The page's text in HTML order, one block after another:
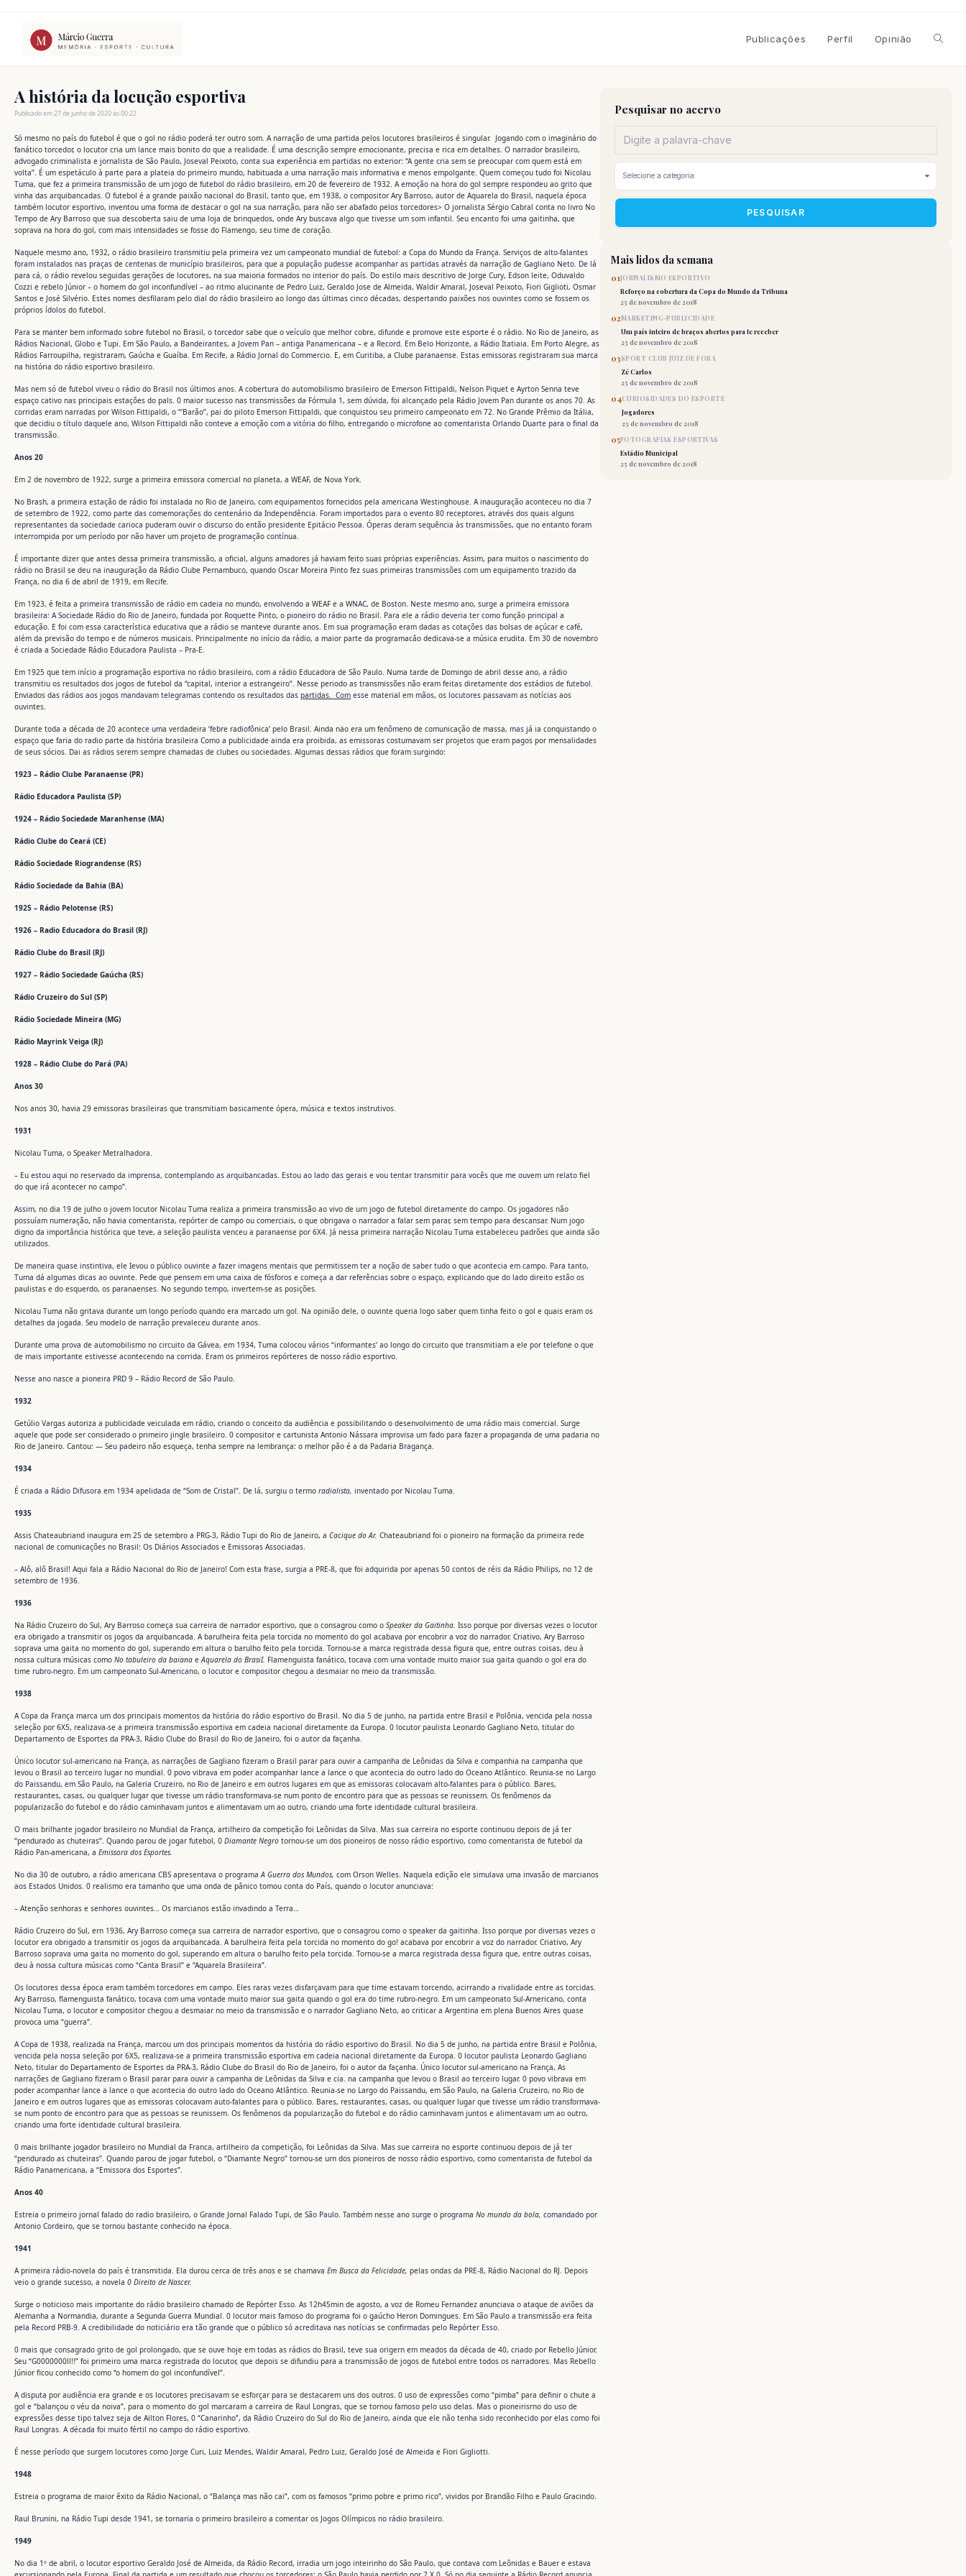
conteúdo
Publicações Perfil Opinião
site
A história da locução esportiva
Publicado em 27 de junho de 2020 às 00:22
Só mesmo no país do futebol é que o gol no rádio poderá ter outro som. A narração de uma partida pelos locutores brasileiros é singular. Jogando com o imaginário do
fanático torcedor, o locutor cria um lance mais bonito do que a realidade. É uma descrição sempre emocionante, precisa e rica em detalhes. O narrador brasileiro,
advogado criminalista e jornalista de São Paulo, Joseval Peixoto, conta sua experiência em partidas no exterior: “A gente cria sem se preocupar com quem está em
volta”. É um espetáculo à parte para a plateia do primeiro mundo, habituada a uma narração mais informativa e menos empolgante. Quem começou tudo foi Nicolau
Tuma, que fez a primeira transmissão de um jogo de futebol do rádio brasileiro, em 20 de fevereiro de 1932. A emoção na hora do gol sempre respondeu ao grito que
vinha das arquibancadas. O futebol é a grande paixão nacional do Brasil, tanto que, em 1938, o compositor Ary Barroso, autor de Aquarela do Brasil, naquela época
também locutor esportivo, inventou uma forma de destacar o gol na sua narração, para não ser abafado pelos torcedores> O jornalista Sérgio Cabral conta no livro No
Tempo de Ary Barroso que sua descoberta saiu de uma loja de brinquedos, onde Ary buscava algo que tivesse um som infantil. Seu encanto foi uma gaitinha, que
soprava na hora do gol, com mais intensidades se fosse do Flamengo, seu time de coração.
Naquele mesmo ano, 1932, o rádio brasileiro transmitiu pela primeira vez um campeonato mundial de futebol: a Copa do Mundo da França. Serviços de alto-falantes
foram instalados nas praças de centenas de município brasileiros, para que a população pudesse acompanhar as partidas através da narração de Gagliano Neto. De lá
para cá, o rádio revelou seguidas gerações de locutores, na sua maioria formados no interior do país. Do estilo mais descritivo de Jorge Cury, Edson leite, Oduvaldo
Cozzi e rebelo Júnior – o homem do gol inconfundível – ao ritmo alucinante de Pedro Luiz, Geraldo Jose de Almeida, Waldir Amaral, Joseval Peixoto, Fiori Giglioti, Osmar
Santos e José Silvério. Estes nomes desfilaram pelo dial do rádio brasileiro ao longo das últimas cinco décadas, despertando paixões nos ouvintes como se fossem os
próprios ídolos do futebol.
Para se manter bem informado sobre futebol no Brasil, o torcedor sabe que o veículo que melhor cobre, difunde e promove este esporte é o rádio. No Rio de Janeiro, as
Rádios Nacional, Globo e Tupi. Em São Paulo, a Bandeirantes, a Jovem Pan – antiga Panamericana – e a Record. Em Belo Horizonte, a Rádio Itatiaia. Em Porto Alegre, as
Rádios Farroupilha, registraram, Gaúcha e Guaíba. Em Recife, a Rádio Jornal do Commercio. E, em Curitiba, a Clube paranaense. Estas emissoras registraram sua marca
na história do rádio esportivo brasileiro.
Mas nem só de futebol viveu o rádio do Brasil nos últimos anos. A cobertura do automobilismo brasileiro de Emerson Fittipaldi, Nelson Piquet e Ayrton Senna teve
espaço cativo nas principais estações do pals. 0 maior sucesso nas transmissões da Fórmula 1, sem dúvida, foi alcançado pela Rádio Jovem Pan durante os anos 70. As
corridas eram narradas por Wilson Fittipaldi, o “’Barão”, pai do piloto Emerson Fittipaldi, que conquistou seu primeiro campeonato em 72. No Grande Prêmio da Itália,
que decidiu o título daquele ano, Wilson Fittipaldi não conteve a emoção com a vitória do filho, entregando o microfone ao comentarista Orlando Duarte para o final da
transmissão.
Anos 20
Em 2 de novembro de 1922, surge a primeira emissora comercial no planeta, a WEAF, de Nova York.
No Brash, a primeira estação de rádio foi instalada no Rio de Janeiro, com equipamentos fornecidos pela americana Westinghouse. A inauguração aconteceu no dia 7
de setembro de 1922, como parte das comemorações do centenário da Independência. Foram importados para o evento 80 receptores, através dos quais alguns
representantes da sociedade carioca puderam ouvir o discurso do então presidente Epitácio Pessoa. Óperas deram sequência às transmissões, que no entanto foram
interrompida por um período por não haver um projeto de programação contínua.
É importante dizer que antes dessa primeira transmissão, a oficial, alguns amadores já haviam feito suas próprias experiências. Assim, para muitos o nascimento do
rádio no Brasil se deu na inauguração da Rádio Clube Pernambuco, quando Oscar Moreira Pinto fez suas primeiras transmissões com um equipamento trazido da
França, no dia 6 de abril de 1919, em Recife.
Em 1923, é feita a primeira transmissão de rádio em cadeia no mundo, envolvendo a WEAF e a WNAC, de Boston. Neste mesmo ano, surge a primeira emissora
brasileira: A Sociedade Rádio do Rio de Janeiro, fundada por Roquette Pinto, o pioneiro do rádio no Brasil. Para ele a rádio deveria ter como função principal a
educação. E foi com essa característica educativa que a rádio se manteve durante anos. Em sua programação eram dadas as cotações das bolsas de açúcar e café,
além da previsão do tempo e de números musicais. Principalmente no início da rádio, a maior parte da programacâo dedicava-se a música erudita. Em 30 de novembro
é criada a Sociedade Rádio Educadora Paulista – Pra-E.
Em 1925 que tem início a programação esportiva no rádio brasileiro, com a rádio Educadora de São Paulo. Numa tarde de Domingo de abril desse ano, a rádio
transmitiu os resultados dos jogos de futebol da “capital, interior a estrangeiro”. Nesse periodo as transmissões não eram feitas diretamente dos estádios de futebol.
Enviados das rádios aos jogos mandavam telegramas contendo os resultados das partidas. Com esse material em mãos, os locutores passavam as notícias aos
ouvintes.
Durante toda a década de 20 acontece uma verdadeira ‘febre radiofônica’ pelo Brasil. Ainda näo era um fenômeno de comunicação de massa, mas já ia conquistando o
espaço que faria do radio parte da história brasileira Como a publicidade ainda era proibida, as emissoras costumavam ser projetos que eram pagos por mensalidades
de seus sócios. Dai as rádios serem sempre chamadas de clubes ou sociedades. Algumas dessas rádios que foram surgindo:
1923 – Rádio Clube Paranaense (PR)
Rádio Educadora Paulista (SP)
1924 – Rádio Sociedade Maranhense (MA)
Rádio Clube do Ceará (CE)
Rádio Sociedade Riograndense (RS)
Rádio Sociedade da Bahia (BA)
1925 – Rádio Pelotense (RS)
1926 – Radio Educadora do Brasil (RJ)
Rádio Clube do Brasil (RJ)
1927 – Rádio Sociedade Gaúcha (RS)
Rádio Cruzeiro do Sul (SP)
Rádio Sociedade Mineira (MG)
Rádio Mayrink Veiga (RJ)
1928 – Rádio Clube do Pará (PA)
Anos 30
Nos anos 30, havia 29 emissoras brasileiras que transmitiam basicamente ópera, música e textos instrutivos.
1931
Nicolau Tuma, o Speaker Metralhadora.
– Eu estou aqui no reservado da imprensa, contemplando as arquibancadas. Estou ao lado das gerais e vou tentar transmitir para vocês que me ouvem um relato fiel
do que irá acontecer no campo”.
Assim, no dia 19 de julho o jovem locutor Nicolau Tuma realiza a primeira transmissão ao vivo de urn jogo de futebol diretamente do campo. Os jogadores não
possuíam numeração, não havia comentarista, repórter de campo ou comerciais, o que obrigava o narrador a falar sem parar, sem tempo para descansar. Num jogo
digno da importância histórica que teve, a seleção paulista venceu a paranaense por 6X4. Já nessa primeira narração Nicolau Tuma estabeleceu padrões que ainda são
utilizados.
De maneira quase instintiva, ele Ievou o público ouvinte a fazer imagens mentais que permitissem ter a noção de saber tudo o que acontecia em campo. Para tanto,
Tuma dá algumas dicas ao ouvinte. Pede que pensem em uma caixa de fósforos e começa a dar referências sobre o espaço, explicando que do lado direito estão os
paulistas e do esquerdo, os paranaenses. No segundo tempo, invertem-se as posições.
Nicolau Tuma não gritava durante um longo período quando era marcado um gol. Na opinião dele, o ouvinte queria logo saber quem tinha feito o gol e quais eram os
detalhes da jogada. Seu modelo de narração prevaleceu durante anos.
Durante uma prova de automobilismo no circuito da Gávea, em 1934, Tuma colocou vários “informantes’ ao longo do circuito que transmitiam a ele por telefone o que
de mais importante estivesse acontecendo na corrida. Eram os primeiros repórteres de nosso rádio esportivo.
Nesse ano nasce a pioneira PRD 9 – Rádio Record de São Paulo.
1932
Getúlio Vargas autoriza a publicidade veiculada em rádio, criando o conceito da audiência e possibilitando o desenvolvimento de uma rádio mais comercial. Surge
aquele que pode ser considerado o primeiro jingle brasileiro. 0 compositor e cartunista Antonio Nássara improvisa um fado para fazer a propaganda de uma padaria no
Rio de Janeiro. Cantou: — Seu padeiro não esqueça, tenha sempre na lembrança: o melhor pão é a da Padaria Bragança.
1934
É criada a Rádio Difusora em 1934 apelidada de “Som de Cristal”. De lá, surgiu o termo radialista, inventado por Nicolau Tuma.
1935
Assis Chateaubriand inaugura em 25 de setembro a PRG-3, Rádio Tupi do Rio de Janeiro, a Cacique do Ar. Chateaubriand foi o pioneiro na formação da primeira rede
nacional de comunicações no Brasil: Os Diários Associados e Emissoras Associadas.
– Alô, alô Brasil! Aqui fala a Rádio Nacional do Rio de Janeiro! Com esta frase, surgia a PRE-8, que foi adquirida por apenas 50 contos de réis da Rádio Philips, no 12 de
setembro de 1936.
1936
Na Rádio Cruzeiro do Sul, Ary Barroso começa sua carreira de narrador esportivo, que o consagrou como o Speaker da Gaitinha. Isso porque por diversas vezes o locutor
era obrigado a transmitir os jogos da arquibancada. A barulheira feita pela torcida no momento do gol acabava por encobrir a voz do narrador. Criativo, Ary Barroso
soprava uma gaita no momento do gol, superando em altura o barulho feito pela torcida. Tornou-se a marca registrada dessa figura que, entre outras coisas, deu à
nossa cultura músicas como No tabuleiro da baiana eAquarela do BrasiI. Flamenguista fanático, tocava com uma vontade muito maior sua gaita quando o gol era do
time rubro-negro. Em um campeonato Sul-Americano, o locutor e compositor chegou a desmaiar no meio da transmissão.
1938
A Copa da França marca um dos principais momentos da história do rádio esportivo do Brasil. No dia 5 de junho, na partida entre Brasil e Polônia, vencida pela nossa
seleção por 6X5, realizava-se a primeira transmissão esportiva em cadeia nacional diretamente da Europa. 0 locutor paulista Leonardo Gagliano Neto, titular do
Departamento de Esportes da PRA-3, Rádio Clube do Brasil do Rio de Janeiro, foi o autor da façanha.
Único locutor sul-americano na França, as narrações de Gagliano fizeram o Brasil parar para ouvir a campanha de Leônidas da Silva e companhia na campanha que
levou o Brasil ao terceiro lugar no mundial. 0 povo vibrava em poder acompanhar lance a lance o que acontecia do outro lado do Oceano Atlântico. Reunia-se no Largo
do Paissandu, em São Paulo, na Galeria Cruzeiro, no Rio de Janeiro e em outros lugares em que as emissoras colocavam alto-falantes para o público. Bares,
restaurantes, casas, ou qualquer lugar que tivesse um rádio transformava-se num ponto de encontro para que as pessoas se reunissem. Os fenômenos da
popularizacão do futebol e do rádio caminhavam juntos e alimentavam um ao outro, criando uma forte identidade cultural brasileira.
O mais brilhante jogador brasileiro no Mundial da França, artilheiro da competição foi Leônidas da Silva. Mas sua carreira no esporte continuou depois de já ter
“pendurado as chuteiras”. Quando parou de jogar futebol, 0 Diamante Negro tornou-se um dos pioneiros de nosso rádio esportivo, como comentarista de futebol da
Rádio Pan-americana, a Emissora dos Esportes.
No dia 30 de outubro, a rádio americana CBS apresentava o programaA Guerra dos Mundos, com Orson Welles. Naquela edição ele simulava uma invasão de marcianos
aos Estados Unidos. 0 realismo era tamanho que uma onda de pânico tomou conta do País, quando o locutor anunciava:
– Atenção senhoras e senhores ouvintes… Os marcianos estão invadindo a Terra…
Rádio Cruzeiro do Sul, ern 1936, Ary Barroso começa sua carreira de narrador esportivo, que o consagrou como o speaker da gaitinha. Isso porque por diversas vezes o
locutor era obrigado a transmitir os jogos da arquibancada. A barulheira feita pela torcida no momento do go! acabava por encobrir a voz do narrador. Criativo, Ary
Barroso soprava uma gaita no momento do gol, superando em altura o barulho feito pela torcida. Tornou-se a marca registrada dessa figura que, entre outras coisas,
deu à nossa cultura músicas como “Canta Brasil” e “Aquarela Brasileira”.
Os locutores dessa época eram também torcedores em campo. Eles raras vezes disfarçavam para que time estavam torcendo, acirrando a rivalidade entre as torcidas.
Ary Barroso, flamenguista fanático, tocava com uma vontade muito maior sua gaita quando o gol era do time rubro-negro. Em um campeonato Sul-Arnericano, conta
Nicolau Tuma, o locutor e compositor chegou a desmaiar no meio da transmissão e o narrador Gagliano Neto, ao criticar a Argentina em plena Buenos Aires quase
provoca uma “guerra”.
A Copa de 1938, realizada na França, marcou um dos principais momentos da história do rádio esportivo do Brasil. No dia 5 de junho, na partida entre Brasil e Polônia,
vencida pela nossa seleção por 6X5, realizava-se a primeira transmissão esportiva em cadeia nacional diretamente da Europa. 0 locutor paulista Leonardo Gagliano
Neto, titular do Departamento de Esportes da PRA-3, Rádio Clube do Brasil do Rio de Janeiro, foi o autor da façanha. Único locutor sul-americano na França, As
narrações de Gagliano fizeram o Brasil parar para ouvir a campanha de Leônidas da Silva e cia. na campanha que levou o Brasil ao terceiro lugar. 0 povo vibrava em
poder acompanhar lance a lance o que acontecia do outro lado do Oceano Atlântico. Reunia-se no Largo do Paissandu, em São Paulo, na Galeria Cruzeiro, no Rio de
Janeiro e em outros lugares que as emissoras colocavam auto-falantes para o público. Bares, restaurantes, casas, ou qualquer lugar que tivesse um rádio transformava-
se num ponto de encontro para que as pessoas se reunissem. Os fenômenos da popularização do futebol e do rádio caminhavam juntos e alimentavam um ao outro,
criando uma forte identidade cultural brasileira.
0 mais brilhante jogador brasileiro no Mundial da Franca, artilheiro da competição, foi Leônidas da Silva. Mas sue carreira no esporte continuou depois de já ter
“pendurado as chuteiras”. Quando parou de jogar futebol, o “Diamante Negro” tornou-se urn dos pioneiros de nosso rádio esportivo, como comentarista de futebol da
Rádio Panamericana, a “Emissora dos Esportes”.
Anos 40
Estreia o primeiro jornal falado do radio brasileiro, o Grande Jornal Falado Tupi, de São Paulo. Também nesse ano surge o programa No mundo da bola, comandado por
Antonio Cordeiro, que se tornou bastante conhecido na época.
1941
A primeira rádio-novela do país é transmitida. Ela durou cerca de três anos e se chamava Em Busca da Felicidade, pelas ondas da PRE-8, Rádio Nacional do RJ. Depois
veio o grande sucesso, a novela 0 Direito de Nascer.
Surge o noticioso mais importante do rádio brasileiro chamado de Repórter Esso. As 12h45min de agosto, a voz de Romeu Fernandez anunciava o ataque de aviões da
Alemanha a Normandia, durante a Segunda Guerra Mundial. 0 locutor mais famoso do programa foi o gaúcho Heron Domingues. Em São Paulo a transmissão era feita
pela Record PRB-9. A credibilidade do noticiário era tão grande que o público só acreditava nas notícias se confirmadas pelo Repórter Esso.
0 mais que consagrado grito de gol prolongado, que se ouve hoje em todas as rádios do Brasil, teve sua origern em meados da década de 40, criado por Rebello Júnior.
Seu “G0000000ll!!” foi primeiro uma marca registrada do locutor, que depois se difundiu para a transmissão de jogos de futebol entre todos os narradores. Mas Rebello
Júnior ficou conhecido como “o homem do gol inconfundível”.
A disputa por audiência era grande e os locutores precisavam se esforçar para se destacarem uns dos outros. 0 uso de expressões como “pimba” para definir o chute a
gol e “balançou o véu da noiva”, para o momento do gol marcaram a carreira de Raul Longras, que se tornou famoso pelo uso delas. Mas o pioneirisrno do uso de
expressões desse tipo talvez seja de Ailton Flores, 0 “Canarinho”, da Rádio Cruzeiro do Sul do Rio de Janeiro, ainda que ele não tenha sido reconhecido por elas como foi
Raul Longras. A década foi muito fértil no campo do rádio esportivo.
É nesse período que surgem locutores como Jorge Curi, Luiz Mendes, Waldir Amaral, Pedro Luiz, Geraldo José de Almeida e Fiori Gigliotti.
1948
Estreia o programa de maior êxito da Rádio Nacional, o “Balança mas não cai”, com os famosos “primo pobre e primo rico”, vividos por Brandão Filho e Paulo Gracindo.
Raul Brunini, na Rádio Tupi desde 1941, se tornaria o primeiro brasileiro a comentar os Jogos Olímpicos no rádio brasileiro.
1949
No dia 1º de abril, o locutor esportivo Geraldo José de Almeida, da Rádio Record, irradia urn jogo inteirinho do São Paulo, que contava com Leônidas e Bauer e estava
Pesquisar no acervo
PESQUISAR
Mais lidos da semana
01JORNALISMO ESPORTIVO
Reforço na cobertura da Copa do Mundo da Tribuna
25 de novembro de 2018
02MARKETING-PUBLICIDADE
Um país inteiro de braços abertos para te receber
25 de novembro de 2018
03SPORT CLUB JUIZ DE FORA
Zé Carlos
25 de novembro de 2018
04CURIOSIDADES DO ESPORTE
Jogadores
25 de novembro de 2018
05FOTOGRAFIAS ESPORTIVAS
Estádio Municipal
25 de novembro de 2018